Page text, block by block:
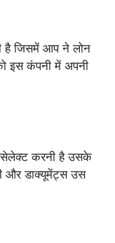
है जिसमें आप ने लोन
इस कंपनी में अपनी
सेलेक्ट करनी है उसके
और डाक्यूमेंट्स उस